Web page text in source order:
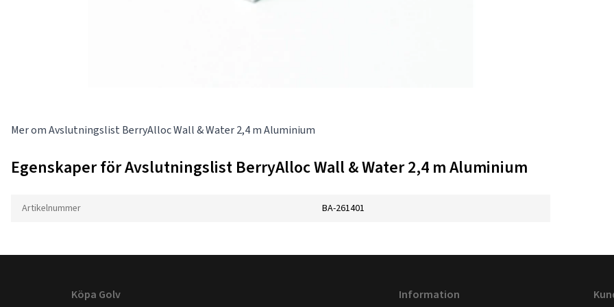
Mer om Avslutningslist BerryAlloc Wall & Water 2,4 m Aluminium
Egenskaper för Avslutningslist BerryAlloc Wall & Water 2,4 m Aluminium
Artikelnummer BA-261401
Köpa Golv Information